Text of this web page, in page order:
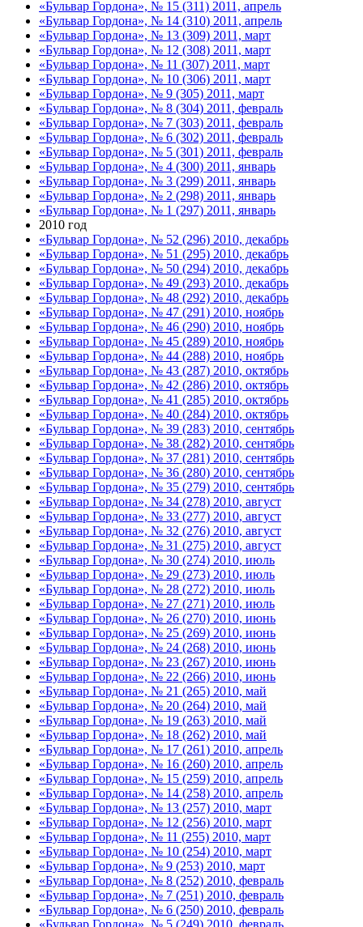
«Бульвар Гордона», № 15 (311) 2011, апрель
«Бульвар Гордона», № 14 (310) 2011, апрель
«Бульвар Гордона», № 13 (309) 2011, март
«Бульвар Гордона», № 12 (308) 2011, март
«Бульвар Гордона», № 11 (307) 2011, март
«Бульвар Гордона», № 10 (306) 2011, март
«Бульвар Гордона», № 9 (305) 2011, март
«Бульвар Гордона», № 8 (304) 2011, февраль
«Бульвар Гордона», № 7 (303) 2011, февраль
«Бульвар Гордона», № 6 (302) 2011, февраль
«Бульвар Гордона», № 5 (301) 2011, февраль
«Бульвар Гордона», № 4 (300) 2011, январь
«Бульвар Гордона», № 3 (299) 2011, январь
«Бульвар Гордона», № 2 (298) 2011, январь
«Бульвар Гордона», № 1 (297) 2011, январь
2010 год
«Бульвар Гордона», № 52 (296) 2010, декабрь
«Бульвар Гордона», № 51 (295) 2010, декабрь
«Бульвар Гордона», № 50 (294) 2010, декабрь
«Бульвар Гордона», № 49 (293) 2010, декабрь
«Бульвар Гордона», № 48 (292) 2010, декабрь
«Бульвар Гордона», № 47 (291) 2010, ноябрь
«Бульвар Гордона», № 46 (290) 2010, ноябрь
«Бульвар Гордона», № 45 (289) 2010, ноябрь
«Бульвар Гордона», № 44 (288) 2010, ноябрь
«Бульвар Гордона», № 43 (287) 2010, октябрь
«Бульвар Гордона», № 42 (286) 2010, октябрь
«Бульвар Гордона», № 41 (285) 2010, октябрь
«Бульвар Гордона», № 40 (284) 2010, октябрь
«Бульвар Гордона», № 39 (283) 2010, сентябрь
«Бульвар Гордона», № 38 (282) 2010, сентябрь
«Бульвар Гордона», № 37 (281) 2010, сентябрь
«Бульвар Гордона», № 36 (280) 2010, сентябрь
«Бульвар Гордона», № 35 (279) 2010, сентябрь
«Бульвар Гордона», № 34 (278) 2010, август
«Бульвар Гордона», № 33 (277) 2010, август
«Бульвар Гордона», № 32 (276) 2010, август
«Бульвар Гордона», № 31 (275) 2010, август
«Бульвар Гордона», № 30 (274) 2010, июль
«Бульвар Гордона», № 29 (273) 2010, июль
«Бульвар Гордона», № 28 (272) 2010, июль
«Бульвар Гордона», № 27 (271) 2010, июль
«Бульвар Гордона», № 26 (270) 2010, июнь
«Бульвар Гордона», № 25 (269) 2010, июнь
«Бульвар Гордона», № 24 (268) 2010, июнь
«Бульвар Гордона», № 23 (267) 2010, июнь
«Бульвар Гордона», № 22 (266) 2010, июнь
«Бульвар Гордона», № 21 (265) 2010, май
«Бульвар Гордона», № 20 (264) 2010, май
«Бульвар Гордона», № 19 (263) 2010, май
«Бульвар Гордона», № 18 (262) 2010, май
«Бульвар Гордона», № 17 (261) 2010, апрель
«Бульвар Гордона», № 16 (260) 2010, апрель
«Бульвар Гордона», № 15 (259) 2010, апрель
«Бульвар Гордона», № 14 (258) 2010, апрель
«Бульвар Гордона», № 13 (257) 2010, март
«Бульвар Гордона», № 12 (256) 2010, март
«Бульвар Гордона», № 11 (255) 2010, март
«Бульвар Гордона», № 10 (254) 2010, март
«Бульвар Гордона», № 9 (253) 2010, март
«Бульвар Гордона», № 8 (252) 2010, февраль
«Бульвар Гордона», № 7 (251) 2010, февраль
«Бульвар Гордона», № 6 (250) 2010, февраль
«Бульвар Гордона», № 5 (249) 2010, февраль